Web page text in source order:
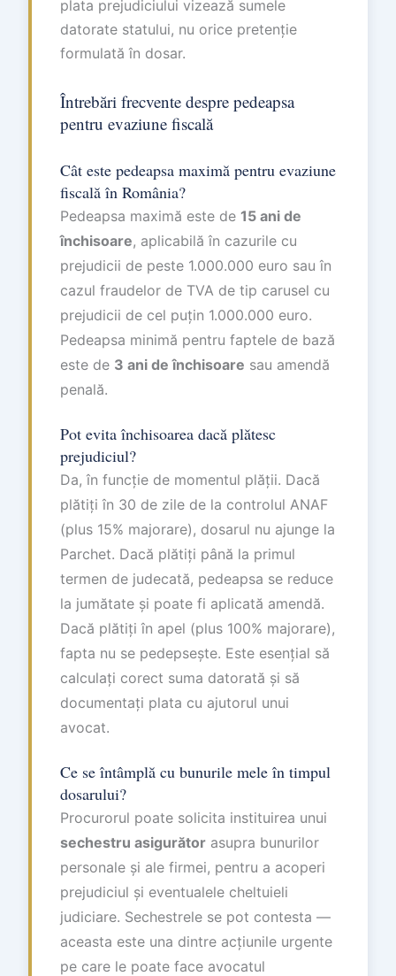
plata prejudiciului vizează sumele
datorate statului, nu orice pretenție
formulată în dosar.
Întrebări frecvente despre pedeapsa
pentru evaziune fiscală
Cât este pedeapsa maximă pentru evaziune
fiscală în România?
Pedeapsa maximă este de 15 ani de
închisoare, aplicabilă în cazurile cu
prejudicii de peste 1.000.000 euro sau în
cazul fraudelor de TVA de tip carusel cu
prejudicii de cel puțin 1.000.000 euro.
Pedeapsa minimă pentru faptele de bază
este de 3 ani de închisoare sau amendă
penală.
Pot evita închisoarea dacă plătesc
prejudiciul?
Da, în funcție de momentul plății. Dacă
plătiți în 30 de zile de la controlul ANAF
(plus 15% majorare), dosarul nu ajunge la
Parchet. Dacă plătiți până la primul
termen de judecată, pedeapsa se reduce
la jumătate și poate fi aplicată amendă.
Dacă plătiți în apel (plus 100% majorare),
fapta nu se pedepsește. Este esențial să
calculați corect suma datorată și să
documentați plata cu ajutorul unui
avocat.
Ce se întâmplă cu bunurile mele în timpul
dosarului?
Procurorul poate solicita instituirea unui
sechestru asigurător asupra bunurilor
personale și ale firmei, pentru a acoperi
prejudiciul și eventualele cheltuieli
judiciare. Sechestrele se pot contesta —
aceasta este una dintre acțiunile urgente
pe care le poate face avocatul